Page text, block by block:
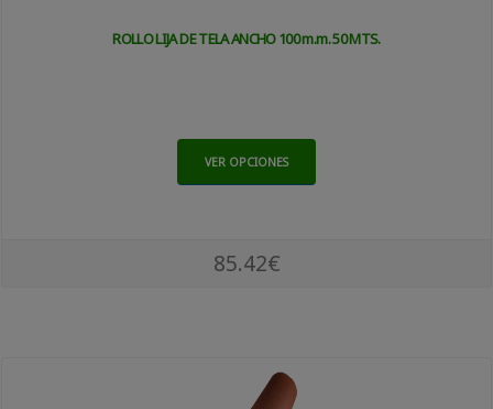
ROLLO LIJA DE TELA ANCHO 100 m.m. 50 MTS.
VER OPCIONES
85.42€